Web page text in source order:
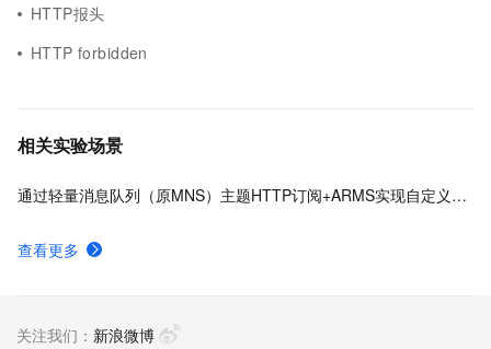
HTTP报头
HTTP forbidden
相关实验场景
通过轻量消息队列（原MNS）主题HTTP订阅+ARMS实现自定义数据多渠道告警
查看更多
关注我们： 新浪微博